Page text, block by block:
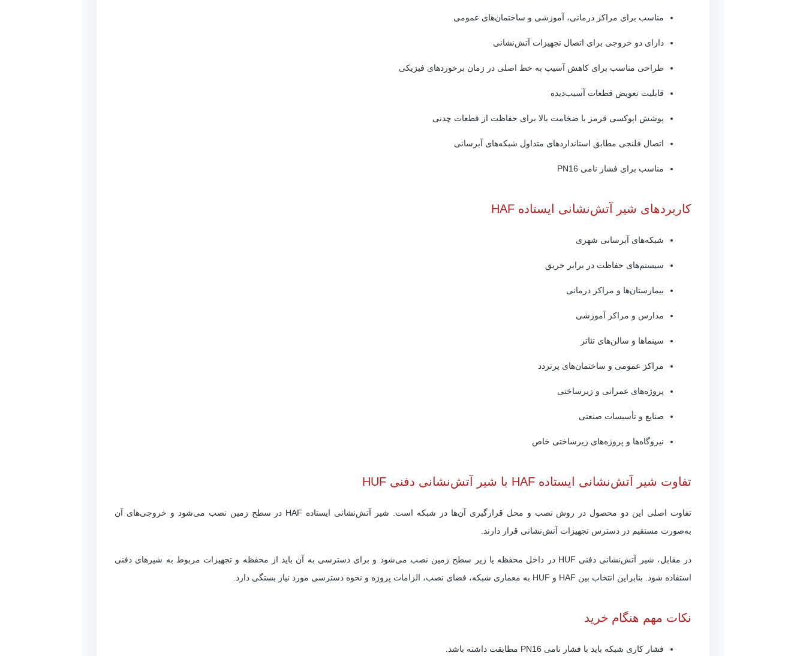
مناسب برای مراکز درمانی، آموزشی و ساختمان‌های عمومی
دارای دو خروجی برای اتصال تجهیزات آتش‌نشانی
طراحی مناسب برای کاهش آسیب به خط اصلی در زمان برخوردهای فیزیکی
قابلیت تعویض قطعات آسیب‌دیده
پوشش اپوکسی قرمز با ضخامت بالا برای حفاظت از قطعات چدنی
اتصال فلنجی مطابق استانداردهای متداول شبکه‌های آبرسانی
مناسب برای فشار نامی PN16
کاربردهای شیر آتش‌نشانی ایستاده HAF
شبکه‌های آبرسانی شهری
سیستم‌های حفاظت در برابر حریق
بیمارستان‌ها و مراکز درمانی
مدارس و مراکز آموزشی
سینماها و سالن‌های تئاتر
مراکز عمومی و ساختمان‌های پرتردد
پروژه‌های عمرانی و زیرساختی
صنایع و تأسیسات صنعتی
نیروگاه‌ها و پروژه‌های زیرساختی خاص
تفاوت شیر آتش‌نشانی ایستاده HAF با شیر آتش‌نشانی دفنی HUF
تفاوت اصلی این دو محصول در روش نصب و محل قرارگیری آن‌ها در شبکه است. شیر آتش‌نشانی ایستاده HAF در سطح زمین نصب می‌شود و خروجی‌های آن
به‌صورت مستقیم در دسترس تجهیزات آتش‌نشانی قرار دارند.
در مقابل، شیر آتش‌نشانی دفنی HUF در داخل محفظه یا زیر سطح زمین نصب می‌شود و برای دسترسی به آن باید از محفظه و تجهیزات مربوط به شیرهای دفنی
استفاده شود. بنابراین انتخاب بین HAF و HUF به معماری شبکه، فضای نصب، الزامات پروژه و نحوه دسترسی مورد نیاز بستگی دارد.
نکات مهم هنگام خرید
فشار کاری شبکه باید با فشار نامی PN16 مطابقت داشته باشد.